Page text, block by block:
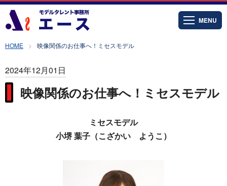
MENU
HOME 映像関係のお仕事へ！ミセスモデル
2024年12月01日
映像関係のお仕事へ！ミセスモデル
ミセスモデル
小堺 葉子（こざかい ようこ）